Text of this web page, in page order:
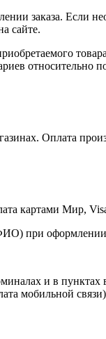
заказа. Если
сайте.
относительно
Оплата
картами Мир,
при оформлении
и в
мобильной связи)